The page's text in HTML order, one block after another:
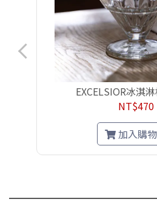
EXCELSIOR冰淇
NT$470
加入購